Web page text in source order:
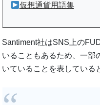
仮想通貨用語集
Santiment社はSNS上の
いることもあるため、一部
いていることを表している